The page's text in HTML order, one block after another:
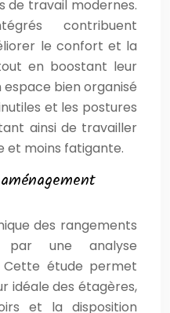
de travail modernes.
contribuent
le confort et la
en boostant leur
bien organisé
et les postures
ainsi de travailler
et moins fatigante.
des rangements
par une analyse
Cette étude permet
idéale des étagères,
et la disposition